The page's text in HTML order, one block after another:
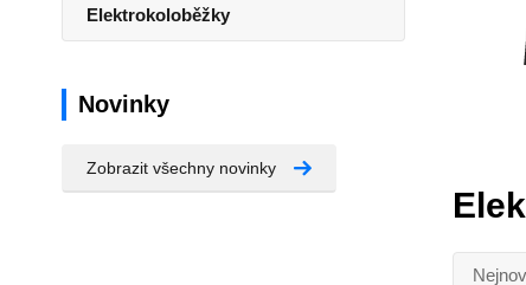
Elektrokoloběžky
Novinky
Zobrazit všechny novinky